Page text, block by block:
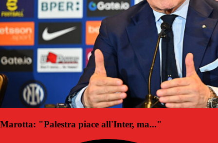
Marotta: "Palestra piace all'Inter, ma..."